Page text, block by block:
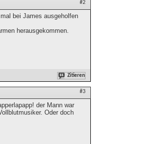
#2
bei James ausgeholfen
herausgekommen.
Zitieren
#3
der Mann war
Oder doch